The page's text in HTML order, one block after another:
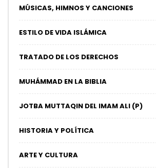
MÚSICAS, HIMNOS Y CANCIONES
ESTILO DE VIDA ISLÁMICA
TRATADO DE LOS DERECHOS
MUHÁMMAD EN LA BIBLIA
JOTBA MUTTAQIN DEL IMAM ALI (P)
HISTORIA Y POLÍTICA
ARTE Y CULTURA